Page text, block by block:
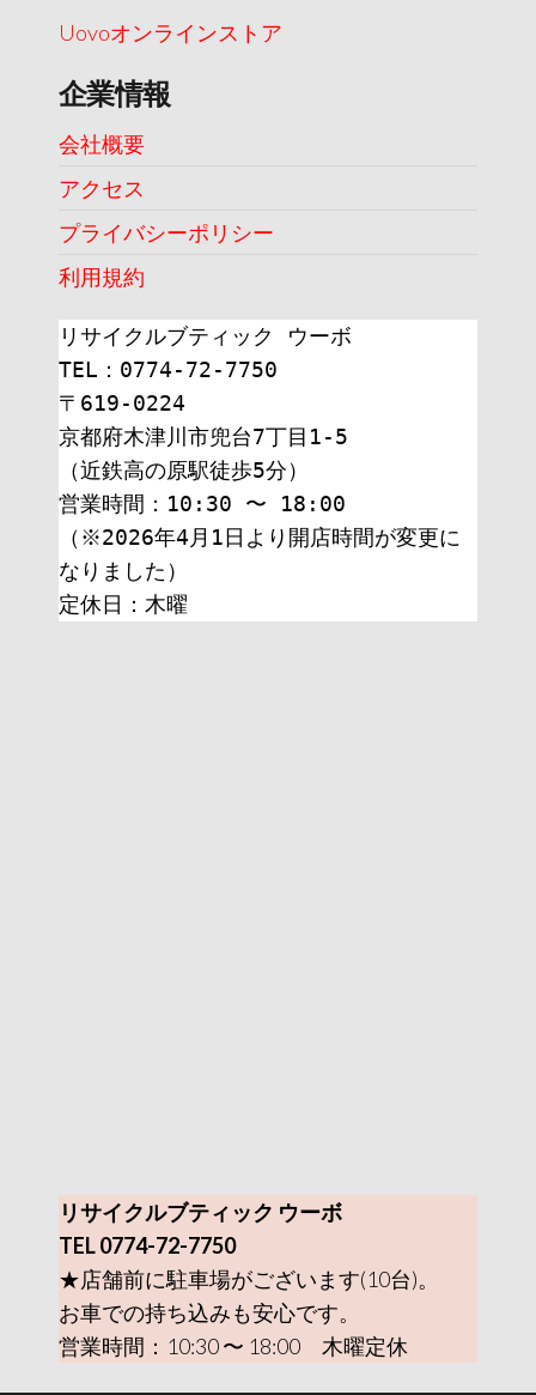
Uovoオンラインストア
企業情報
会社概要
アクセス
プライバシーポリシー
利用規約
リサイクルブティック ウーボ
TEL：0774-72-7750
〒619-0224
京都府木津川市兜台7丁目1-5
（近鉄高の原駅徒歩5分）
営業時間：10:30 〜 18:00
（※2026年4月1日より開店時間が変更に
なりました）
定休日：木曜
リサイクルブティック ウーボ
TEL 0774-72-7750
★店舗前に駐車場がございます(10台)。
お車での持ち込みも安心です。
営業時間：10:30 〜 18:00 木曜定休